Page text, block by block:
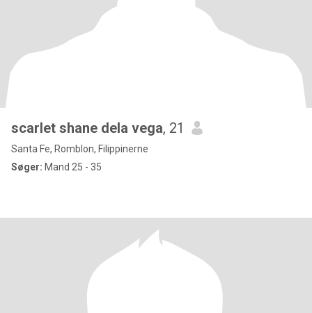
scarlet shane dela vega, 21
Santa Fe, Romblon, Filippinerne
Søger: Mand 25 - 35